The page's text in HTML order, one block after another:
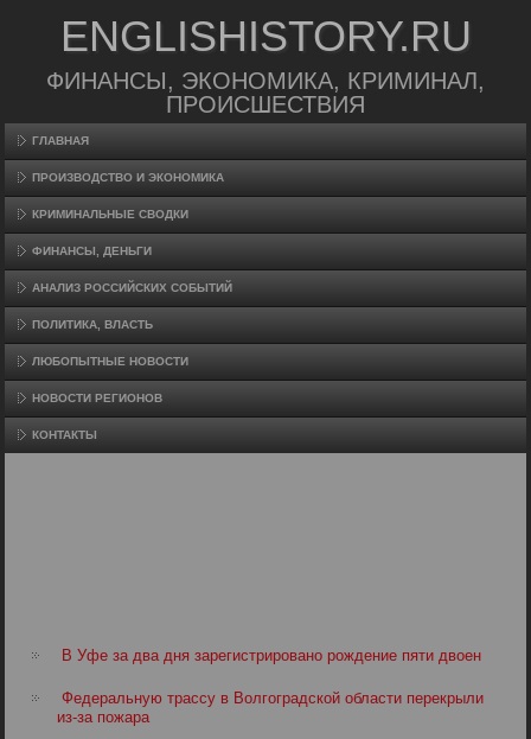
ENGLISHISTORY.RU
ФИНАНСЫ, ЭКОНОМИКА, КРИМИНАЛ,
ПРОИСШЕСТВИЯ
ГЛАВНАЯ
ПРОИЗВΟДСТВО И ЭКОНОМИКА
КРИМИНАЛЬНЫЕ СВОДКИ
ФИНАНСЫ, ДЕНЬГИ
АНАЛИЗ РОССИЙСКИХ СОБЫТИЙ
ПОЛИТИКА, ВЛАСТЬ
ЛЮБОПЫТНЫЕ НОВОСТИ
НОВОСТИ РЕГИОНОВ
КОНТАКТЫ
В Уфе за два дня зарегистрировано рождение пяти двоен
Федеральную трассу в Волгоградской области перекрыли
из-за пожара